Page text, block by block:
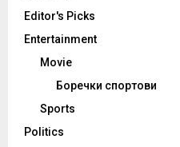
Editor's Picks
Entertainment
Movie
Боречки спортови
Sports
Politics